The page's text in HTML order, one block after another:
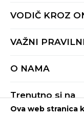
Provjeri status
Radno vrijeme 9-16h
VODIČ KROZ
Načini isporuke
Reklamacije
VAŽNI
Pravila Sport&Bonus
O NAMA
Trenutno si na
Buzz Crna Gora
Ova web stranica